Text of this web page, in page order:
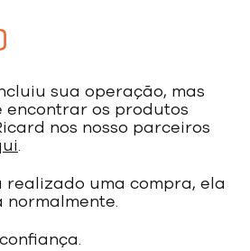
sua operação, mas
encontrar os produtos
nos nosso parceiros
.
realizado uma compra, ela
normalmente.